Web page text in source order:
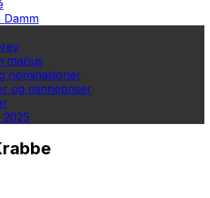
Damm
manus
nominasjoner
og minnepriser